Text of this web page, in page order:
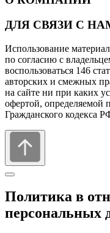
ДЛЯ СВЯЗИ С
Использование
по согласию с
воспользоваться 146
авторских и смежных
на сайте ни при каких
офертой, определяемой
Гражданского кодекса
Политика в
персональных